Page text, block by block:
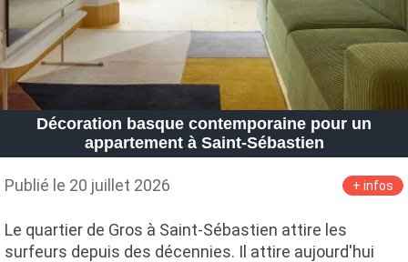
Décoration basque contemporaine pour un
appartement à Saint-Sébastien
Publié le 20 juillet 2026 + infos
Le quartier de Gros à Saint-Sébastien attire les
surfeurs depuis des décennies. Il attire aujourd'hui